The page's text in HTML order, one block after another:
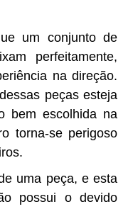
um conjunto de
perfeitamente,
na direção.
peças esteja
bem escolhida na
torna-se perigoso
uma peça, e esta
possui o devido